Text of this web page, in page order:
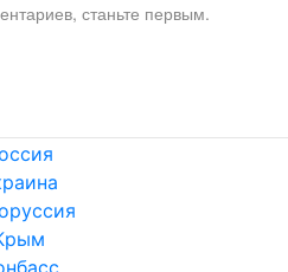
станьте первым.